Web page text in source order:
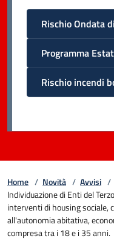
Rischio Ondata
Programma
Rischio incendi
Home / Novità / Avvisi /
Individuazione di Enti del
interventi di housing sociale,
all'autonomia abitativa,
compresa tra i 18 e i 35 anni.